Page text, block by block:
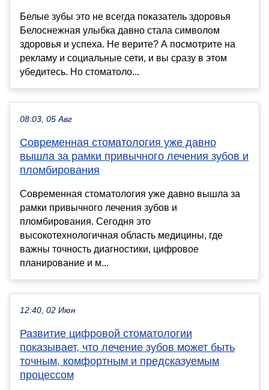
Белые зубы это не всегда показатель здоровья
Белоснежная улыбка давно стала символом
здоровья и успеха. Не верите? А посмотрите на
рекламу и социальные сети, и вы сразу в этом
убедитесь. Но стоматоло...
08:03, 05 Авг
Современная стоматология уже давно
вышла за рамки привычного лечения зубов и
пломбирования
Современная стоматология уже давно вышла за
рамки привычного лечения зубов и
пломбирования. Сегодня это
высокотехнологичная область медицины, где
важны точность диагностики, цифровое
планирование и м...
12:40, 02 Июн
Развитие цифровой стоматологии
показывает, что лечение зубов может быть
точным, комфортным и предсказуемым
процессом